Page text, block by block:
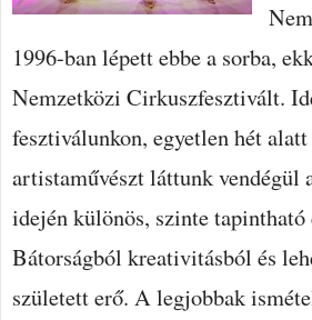
1996-ban lépett ebbe a sorba,
Nemzetközi Cirkuszfesztivált.
fesztiválunkon, egyetlen hét
artistaművészt láttunk vendégül
idején különös, szinte
Bátorságból kreativitásból és
született erő. A legjobbak